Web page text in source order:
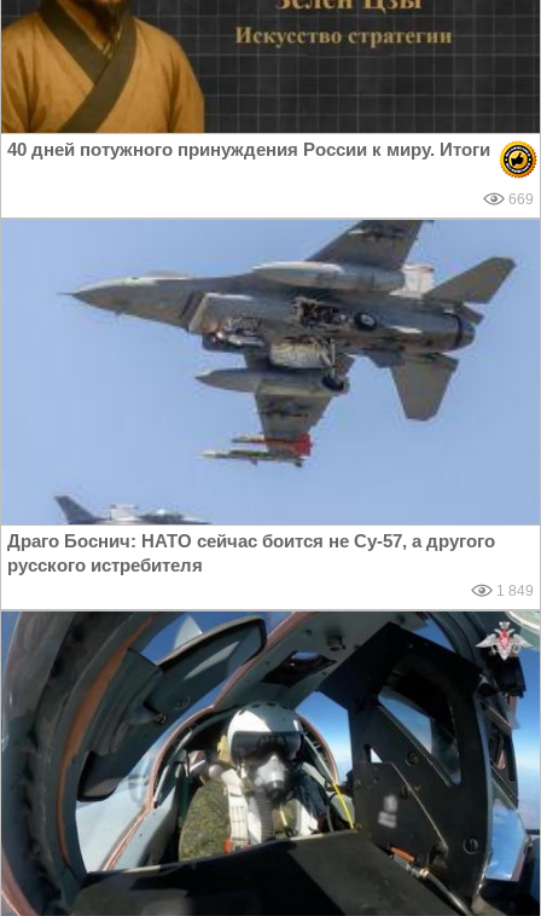
40 дней потужного принуждения России к миру. Итоги
669
Драго Боснич: НАТО сейчас боится не Су-57, а другого
русского истребителя
1 849